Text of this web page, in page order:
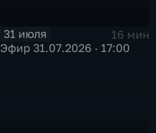
31 июля
16 мин
Эфир 31.07.2026 · 17:00